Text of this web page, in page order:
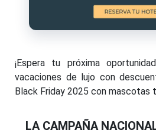
¡Espera tu próxima
vacaciones de lujo con
Black Friday 2025 con mascotas
LA CAMPAÑA